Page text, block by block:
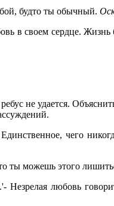
будто ты обычный.
в своем сердце. Жизнь
не удается.
чего
ты можешь этого
- Незрелая любовь